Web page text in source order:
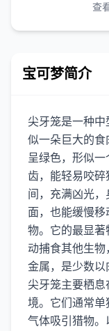
查
宝可梦简介
尖牙笼是一种
似一朵巨大的
呈绿色，形似
齿，能轻易咬
间，充满凶光
面，也能缓慢
物。它的最显
动捕食其他生
金属，是少数以
尖牙笼主要栖
境。它们通常
气体吸引猎物